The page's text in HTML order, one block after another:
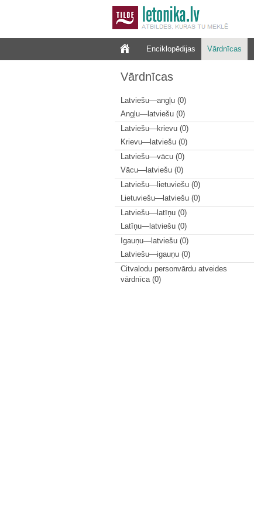
Enciklopēdijas Vārdnīcas
Vārdnīcas
Latviešu—angļu (0)
Angļu—latviešu (0)
Latviešu—krievu (0)
Krievu—latviešu (0)
Latviešu—vācu (0)
Vācu—latviešu (0)
Latviešu—lietuviešu (0)
Lietuviešu—latviešu (0)
Latviešu—latīņu (0)
Latīņu—latviešu (0)
Igauņu—latviešu (0)
Latviešu—igauņu (0)
Citvalodu personvārdu atveides
vārdnīca (0)